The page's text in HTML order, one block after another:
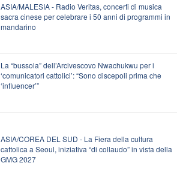
ASIA/MALESIA - Radio Veritas, concerti di musica
sacra cinese per celebrare i 50 anni di programmi in
mandarino
La “bussola” dell’Arcivescovo Nwachukwu per i
‘comunicatori cattolici’: “Sono discepoli prima che
‘influencer’”
ASIA/COREA DEL SUD - La Fiera della cultura
cattolica a Seoul, iniziativa “di collaudo” in vista della
GMG 2027